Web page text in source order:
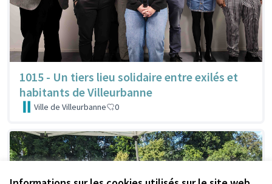
1015 - Un tiers lieu solidaire entre exilés et
habitants de Villeurbanne
Ville de Villeurbanne 0